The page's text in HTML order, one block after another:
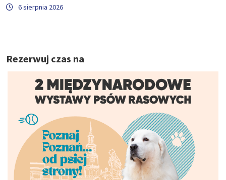
6 sierpnia 2026
Rezerwuj czas na